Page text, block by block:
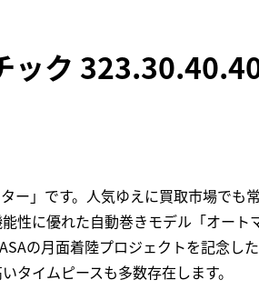
ック
」です。人気ゆえに買取市場でも
性に優れた自動巻きモデル「オー
の月面着陸プロジェクトを記念し
タイムピースも多数存在します。